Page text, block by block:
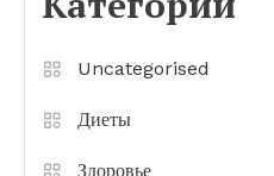
Uncategorised
Диеты
Здоровье